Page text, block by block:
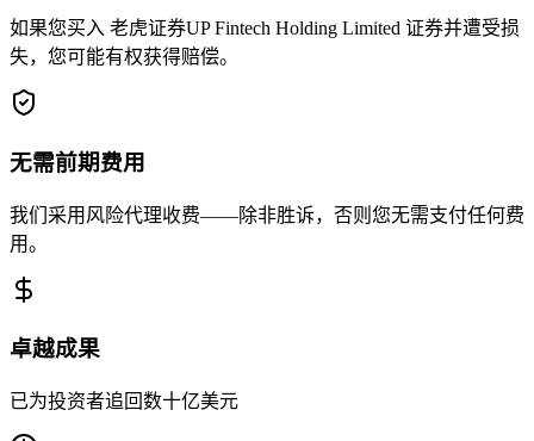
如果您买入 老虎证券UP Fintech Holding Limited 证券并遭受损
失，您可能有权获得赔偿。
无需前期费用
我们采用风险代理收费——除非胜诉，否则您无需支付任何费
用。
卓越成果
已为投资者追回数十亿美元